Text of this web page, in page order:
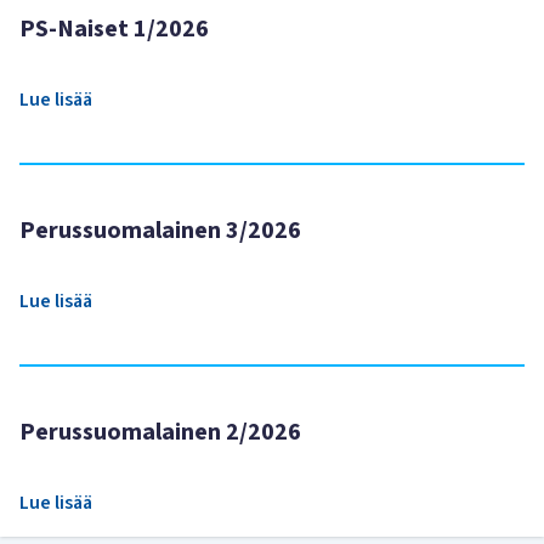
PS-Naiset 1/2026
Lue lisää
Perussuomalainen 3/2026
Lue lisää
Perussuomalainen 2/2026
Lue lisää